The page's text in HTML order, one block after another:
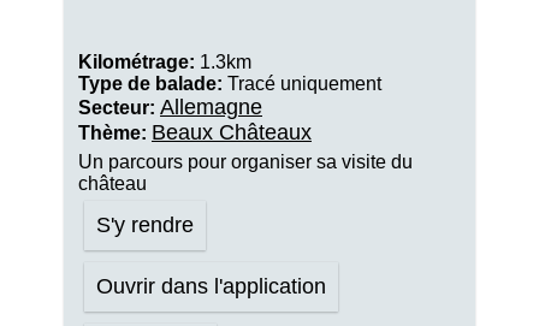
Kilométrage: 1.3km
Type de balade: Tracé uniquement
Secteur: Allemagne
Thème: Beaux Châteaux
Un parcours pour organiser sa visite du
château
S'y rendre
Ouvrir dans l'application